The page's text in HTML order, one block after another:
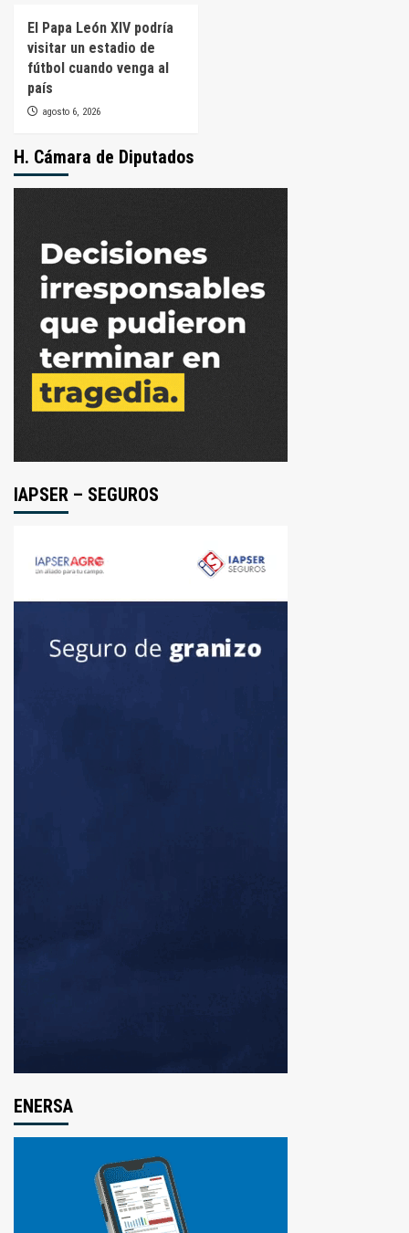
El Papa León XIV podría
visitar un estadio de
fútbol cuando venga al
país
agosto 6, 2026
H. Cámara de Diputados
IAPSER – SEGUROS
ENERSA